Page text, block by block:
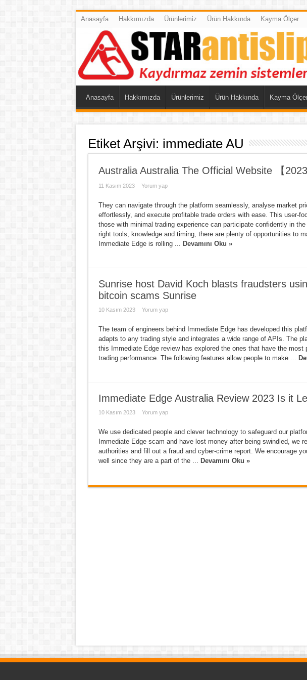
Anasayfa Hakkımızda Ürünlerimiz Ürün Hakkında Kayma Ölçer
Anasayfa Hakkımızda Ürünlerimiz Ürün Hakkında Kayma
Etiket Arşivi: immediate AU
Australia Australia The Official Website 【2023
11 Kasım 2023 Yorum yap
They can navigate through the platform seamlessly, analyse market
effortlessly, and execute profitable trade orders with ease. This user-
those with minimal trading experience can participate confidently in
right tools, knowledge and timing, there are plenty of opportunities to
Immediate Edge is rolling ... Devamını Oku »
Sunrise host David Koch blasts fraudsters
bitcoin scams Sunrise
10 Kasım 2023 Yorum yap
The team of engineers behind Immediate Edge has developed this
adapts to any trading style and integrates a wide range of APIs. The
this Immediate Edge review has explored the ones that have the most
trading performance. The following features allow people to make ...
Immediate Edge Australia Review 2023 Is it
10 Kasım 2023 Yorum yap
We use dedicated people and clever technology to safeguard our
Immediate Edge scam and have lost money after being swindled, we
authorities and fill out a fraud and cyber-crime report. We encourage
well since they are a part of the ... Devamını Oku »